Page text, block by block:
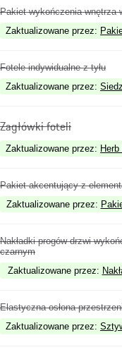
Pakiet wykończenia wnętrza
Zaktualizowane przez:
Fotele indywidualne z tyłu
Zaktualizowane przez:
Zagłówki foteli
Zaktualizowane przez:
Pakiet akcentujący z
Zaktualizowane przez:
Nakładki progów drzwi
czarnym
Zaktualizowane przez:
Elastyczna osłona
Zaktualizowane przez: